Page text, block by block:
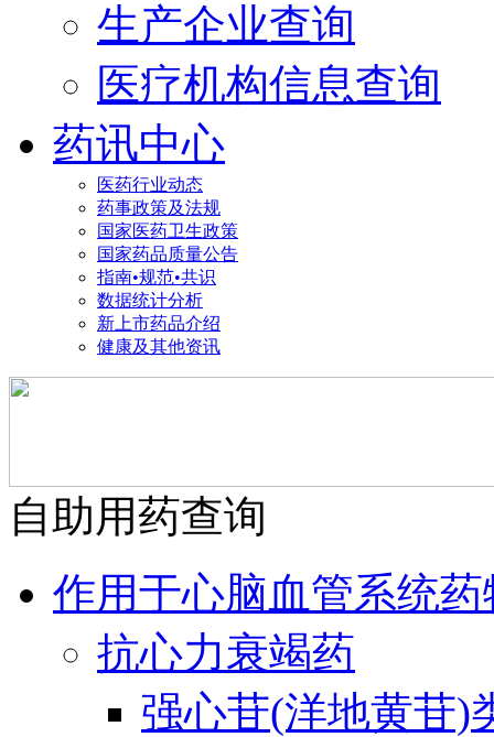
生产企业查询
医疗机构信息查询
药讯中心
医药行业动态
药事政策及法规
国家医药卫生政策
国家药品质量公告
指南•规范•共识
数据统计分析
新上市药品介绍
健康及其他资讯
自助用药查询
作用于心脑血管系统药
抗心力衰竭药
强心苷(洋地黄苷)